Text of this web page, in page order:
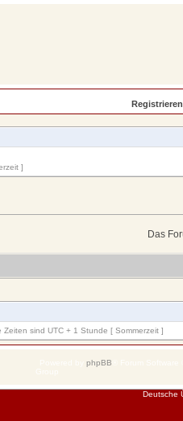
Registrieren
]
Das
sind UTC + 1 Stunde [ Sommerzeit ]
phpBB
Deutsche